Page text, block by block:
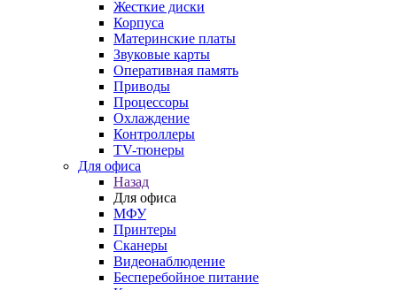
Жесткие диски
Корпуса
Материнские платы
Звуковые карты
Оперативная память
Приводы
Процессоры
Охлаждение
Контроллеры
TV-тюнеры
Для офиса
Назад
Для офиса
МФУ
Принтеры
Сканеры
Видеонаблюдение
Бесперебойное питание